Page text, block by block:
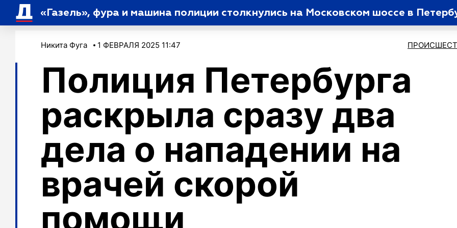
«Газель», фура и машина полиции столкнулись на Московском шоссе в
Никита Фуга 1 ФЕВРАЛЯ 2025 11:47
Полиция Петербурга
раскрыла сразу два
дела о нападении на
врачей скорой
помощи